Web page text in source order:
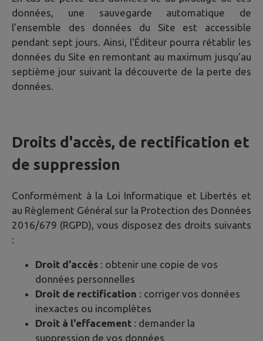
données, une sauvegarde automatique de
l'ensemble des données du Site est accessible
pendant sept jours. Ainsi, l'Éditeur pourra rétablir les
données du Site en remontant au maximum jusqu'au
septième jour suivant la découverte de la perte des
données.
Droits d'accès, de rectification et
de suppression
Conformément à la Loi Informatique et Libertés et
au Règlement Général sur la Protection des Données
2016/679 (RGPD), vous disposez des droits suivants
:
Droit d'accès : obtenir une copie de vos
données personnelles
Droit de rectification : corriger vos données
inexactes ou incomplètes
Droit à l'effacement : demander la
suppression de vos données